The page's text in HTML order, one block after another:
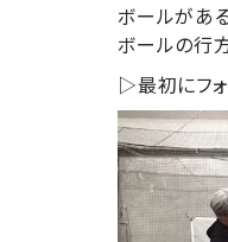
ボールがあ
ボールの行
▷最初にフォ